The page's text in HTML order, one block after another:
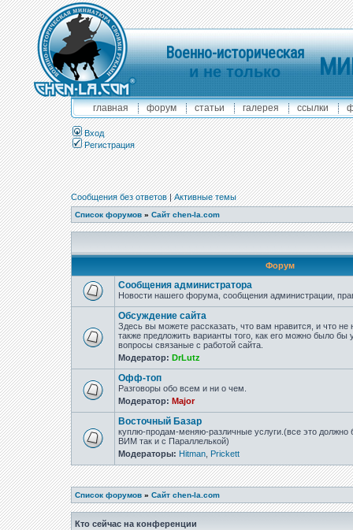
Военно-историческая
и не только
главная форум статьи галерея ссылки
Вход
Регистрация
Сообщения без ответов|Активные темы
Список форумов » Сайт chen-la.com
Форум
Сообщения администратора
Новости нашего форума, сообщения администрации,
Обсуждение сайта
Здесь вы можете рассказать, что вам нравится, и что не
также предложить варианты того, как его можно было бы
вопросы связаные с работой сайта.
Модератор: DrLutz
Офф-топ
Разговоры обо всем и ни о чем.
Модератор: Major
Восточный Базар
куплю-продам-меняю-различные услуги.(все это должно
ВИМ так и с Параллелькой)
Модераторы: Hitman Prickett
Список форумов » Сайт chen-la.com
Кто сейчас на конференции